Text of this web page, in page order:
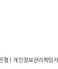
형 | 개인정보관리책